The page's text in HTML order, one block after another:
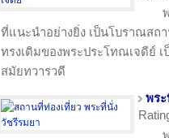
ที่แนะนำอย่างยิ่ง เป็นโบราณสถ
ทรงเดิมของพระประโทณเจดีย์
สมัยทวารวดี
พร